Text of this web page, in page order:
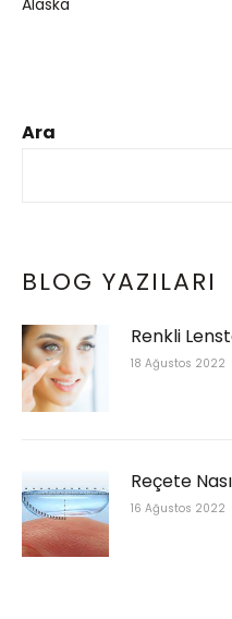
Ara
BLOG YAZILARI
Renkli
18 Ağustos 2022
Reçete
16 Ağustos 2022